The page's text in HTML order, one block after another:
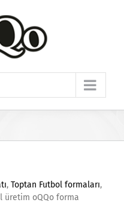
, Toptan Futbol formaları,
üretim oQQo forma